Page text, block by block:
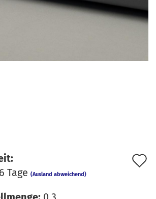
Tage (Ausland abweichend)